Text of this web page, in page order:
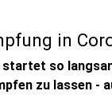
in
so
zu lassen -